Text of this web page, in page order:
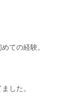
ての経験。
した。